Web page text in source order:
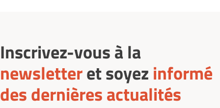
Inscrivez-vous à la
newsletteret soyez informé
des dernières actualités